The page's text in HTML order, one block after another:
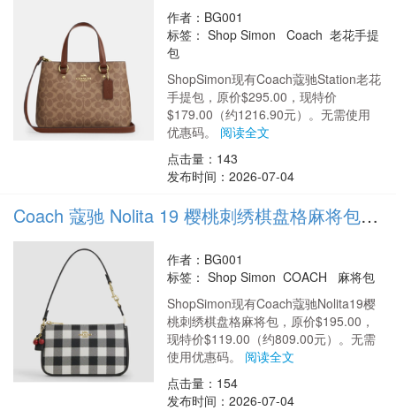
作者：BG001
标签：Shop Simon Coach 老花手提
包
ShopSimon现有Coach蔻驰Station老花
手提包，原价$295.00，现特价
$179.00（约1216.90元）。无需使用
优惠码。 阅读全文
点击量：143
发布时间：2026-07-04
Coach 蔻驰 Nolita 19 樱桃刺绣棋盘格麻将包 6.1折 $119（约809元）
作者：BG001
标签：Shop Simon COACH 麻将包
ShopSimon现有Coach蔻驰Nolita19樱
桃刺绣棋盘格麻将包，原价$195.00，
现特价$119.00（约809.00元）。无需
使用优惠码。 阅读全文
点击量：154
发布时间：2026-07-04